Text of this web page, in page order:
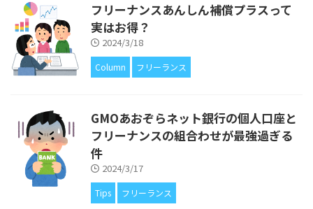
フリーナンスあんしん補償プラスって
実はお得？
2024/3/18
Column フリーランス
GMOあおぞらネット銀行の個人口座と
フリーナンスの組合わせが最強過ぎる
件
2024/3/17
Tips フリーランス